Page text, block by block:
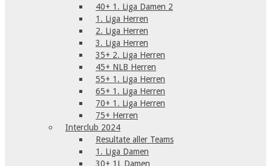
40+ 1. Liga Damen 2
1. Liga Herren
2. Liga Herren
3. Liga Herren
35+ 2. Liga Herren
45+ NLB Herren
55+ 1. Liga Herren
65+ 1. Liga Herren
70+ 1. Liga Herren
75+ Herren
Interclub 2024
Resultate aller Teams
1. Liga Damen
30+ 1L Damen